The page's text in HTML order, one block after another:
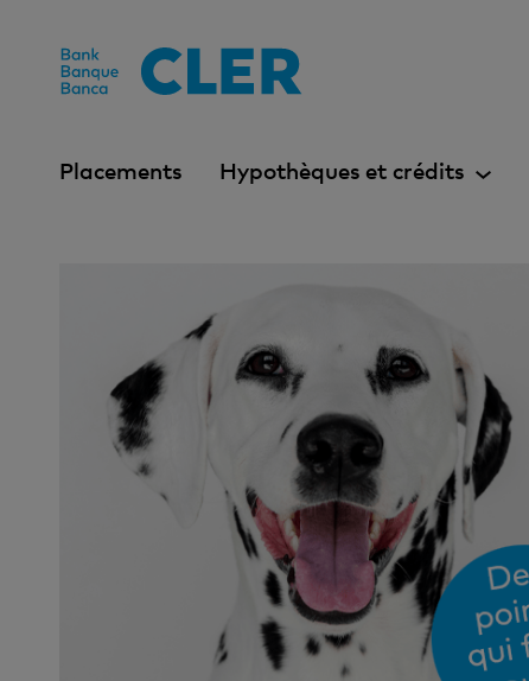
Placements Hypothèques et crédits